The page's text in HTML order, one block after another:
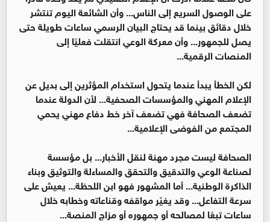
على الوصول السريع إلى الناس... وأن الشائعة اليوم تنتشر
خلال دقائق بينما قد يحتاج البيان الرسمي ساعات طويلة حتى
يصل للجمهور... وأن معركة الوعي انتقلت فعليًا إلى
المنصات الرقمية...
لكن الخطأ يبدأ عندما يتحول استخدام المؤثرين إلى بديل عن
الإعلام المهني والمؤسسات الصحفية... لأن الدولة عندما
تضعف الصحافة فهي تضعف آخر خط دفاع مهني يحمي
المجتمع من الفوضى الإعلامية...
الصحافة ليست مجرد مهنة لنقل الأخبار... بل مؤسسة
لصناعة الوعي والتدقيق والتحقق والمساءلة والتوثيق وبناء
الذاكرة الوطنية... أما المشهور فهو ابن اللحظة... يعيش على
سرعة التفاعل... وقد يغيّر مواقفه وقناعاته وخطابه خلال
ساعات تبعًا لمصالحه أو جمهوره أو مزاج المنصة...